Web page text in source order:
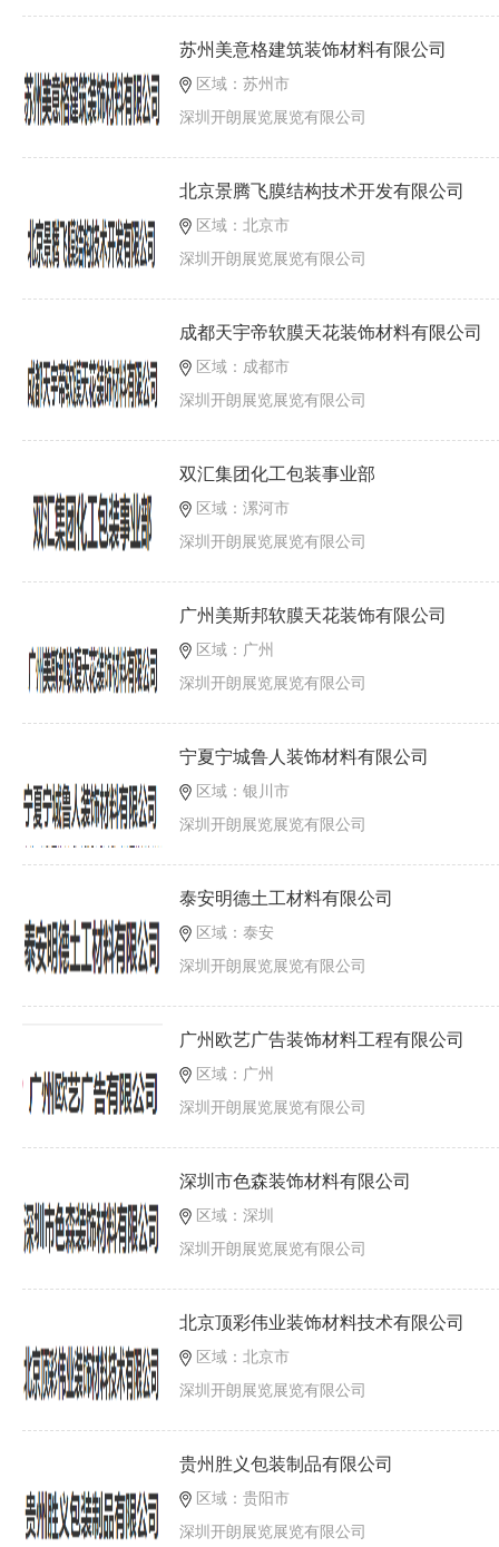
苏州美意格建筑装饰材料有限公司
区域：苏州市
深圳开朗展览展览有限公司
北京景腾飞膜结构技术开发有限公司
区域：北京市
深圳开朗展览展览有限公司
成都天宇帝软膜天花装饰材料有限公司
区域：成都市
深圳开朗展览展览有限公司
双汇集团化工包装事业部
区域：漯河市
深圳开朗展览展览有限公司
广州美斯邦软膜天花装饰有限公司
区域：广州
深圳开朗展览展览有限公司
宁夏宁城鲁人装饰材料有限公司
区域：银川市
深圳开朗展览展览有限公司
泰安明德土工材料有限公司
区域：泰安
深圳开朗展览展览有限公司
广州欧艺广告装饰材料工程有限公司
区域：广州
深圳开朗展览展览有限公司
深圳市色森装饰材料有限公司
区域：深圳
深圳开朗展览展览有限公司
北京顶彩伟业装饰材料技术有限公司
区域：北京市
深圳开朗展览展览有限公司
贵州胜义包装制品有限公司
区域：贵阳市
深圳开朗展览展览有限公司